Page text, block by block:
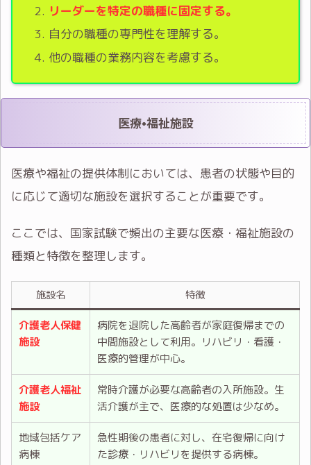
リーダーを特定の職種に固定する。
自分の職種の専門性を理解する。
他の職種の業務内容を考慮する。
医療•福祉施設
医療や福祉の提供体制においては、患者の状態や目的
に応じて適切な施設を選択することが重要です。
ここでは、国家試験で頻出の主要な医療・福祉施設の
種類と特徴を整理します。
施設名 特徴
介護老人保健
施設
病院を退院した高齢者が家庭復帰までの
中間施設として利用。リハビリ・看護・
医療的管理が中心。
介護老人福祉
施設
常時介護が必要な高齢者の入所施設。生
活介護が主で、医療的な処置は少なめ。
地域包括ケア
病棟
急性期後の患者に対し、在宅復帰に向け
た診療・リハビリを提供する病棟。